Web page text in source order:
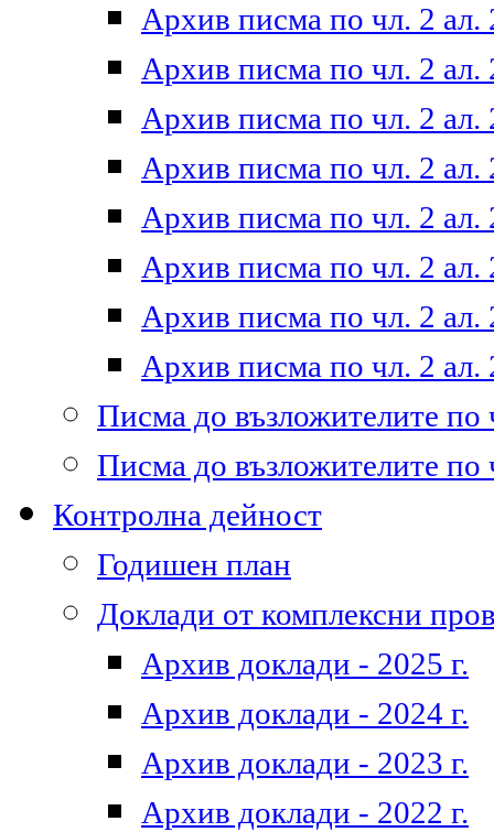
Архив писма по чл. 2 ал.
Архив писма по чл. 2 ал.
Архив писма по чл. 2 ал.
Архив писма по чл. 2 ал.
Архив писма по чл. 2 ал.
Архив писма по чл. 2 ал.
Архив писма по чл. 2 ал.
Архив писма по чл. 2 ал.
Писма до възложителите по
Писма до възложителите по
Контролна дейност
Годишен план
Доклади от комплексни
Архив доклади - 2025 г.
Архив доклади - 2024 г.
Архив доклади - 2023 г.
Архив доклади - 2022 г.